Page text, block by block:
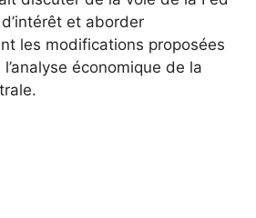
et aborder
les modifications proposées
économique de la